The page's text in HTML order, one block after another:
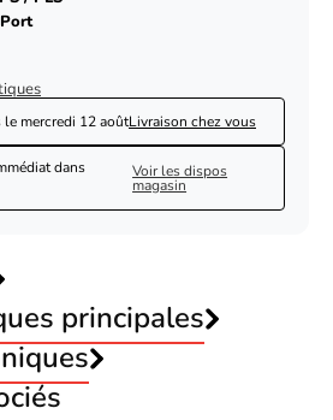
le mercredi 12 aoûtLivraison chez vous
dans
Voir les dispos
magasin
principales